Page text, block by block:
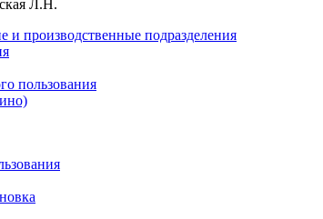
Л.Н.
и производственные подразделения
пользования